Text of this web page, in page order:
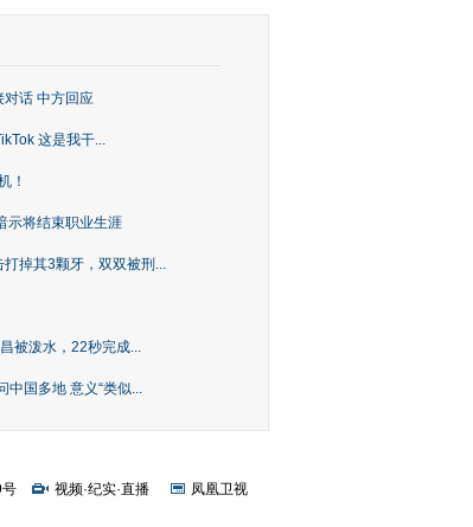
对话 中方回应
这是我干...
！
示将结束职业生涯
掉其3颗牙，双双被刑...
被泼水，22秒完成...
中国多地 意义“类似...
视频·纪实·直播
凤凰卫视